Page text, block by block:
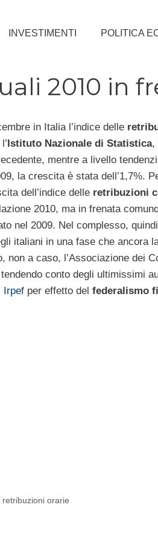
INVESTIMENTI POLITICA
2010 in
in Italia l’indice delle
Istituto Nazionale di Statistica,
mentre a livello
la crescita è stata dell’1,7%.
dell’indice delle retribuzioni
2010, ma in frenata
nel 2009. Nel complesso,
italiani in una fase che ancora
a caso, l’Associazione dei
conto degli ultimissimi
Irpef per effetto del federalismo
retribuzioni orarie